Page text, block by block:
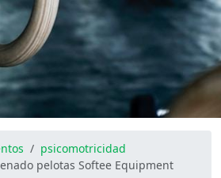
psicomotricidad
pelotas Softee Equipment